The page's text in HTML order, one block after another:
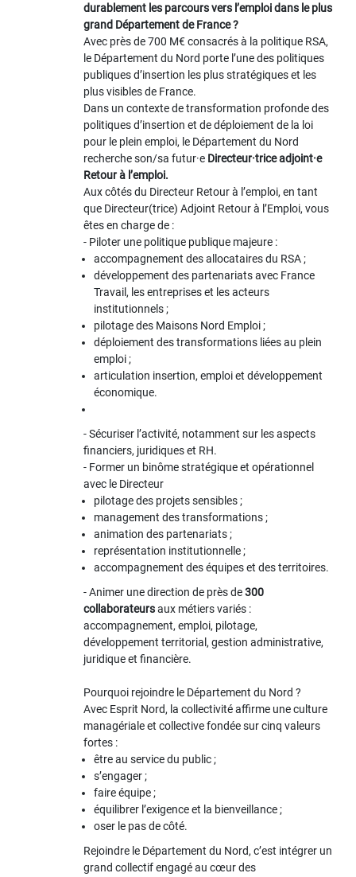
durablement les parcours vers l’emploi dans le plus
grand Département de France ?
Avec près de 700 M€ consacrés à la politique RSA,
le Département du Nord porte l’une des politiques
publiques d’insertion les plus stratégiques et les
plus visibles de France.
Dans un contexte de transformation profonde des
politiques d’insertion et de déploiement de la loi
pour le plein emploi, le Département du Nord
recherche son/sa futur·e Directeur·trice adjoint·e
Retour à l’emploi.
Aux côtés du Directeur Retour à l’emploi, en tant
que Directeur(trice) Adjoint Retour à l’Emploi, vous
êtes en charge de :
- Piloter une politique publique majeure :
accompagnement des allocataires du RSA ;
développement des partenariats avec France
Travail, les entreprises et les acteurs
institutionnels ;
pilotage des Maisons Nord Emploi ;
déploiement des transformations liées au plein
emploi ;
articulation insertion, emploi et développement
économique.
- Sécuriser l’activité, notamment sur les aspects
financiers, juridiques et RH.
- Former un binôme stratégique et opérationnel
avec le Directeur
pilotage des projets sensibles ;
management des transformations ;
animation des partenariats ;
représentation institutionnelle ;
accompagnement des équipes et des territoires.
- Animer une direction de près de300
collaborateursaux métiers variés :
accompagnement, emploi, pilotage,
développement territorial, gestion administrative,
juridique et financière.
Pourquoi rejoindre le Département du Nord ?
Avec Esprit Nord, la collectivité affirme une culture
managériale et collective fondée sur cinq valeurs
fortes :
être au service du public ;
s’engager ;
faire équipe ;
équilibrer l’exigence et la bienveillance ;
oser le pas de côté.
Rejoindre le Département du Nord, c’est intégrer un
grand collectif engagé au cœur des